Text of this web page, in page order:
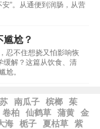
”。从通便到润肠，从营
尬？
忍不住想挠又怕影响恢
缓解？这篇从饮食、清
尬。
南瓜子 槟榔
茱
卷柏 仙鹤草 蒲黄
金
海 栀子 夏枯草
紫